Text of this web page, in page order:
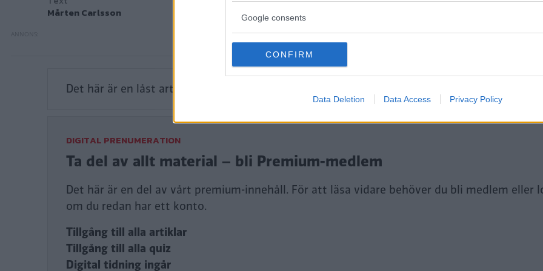
Google consents
CONFIRM
Data Deletion Data Access Privacy Policy
Mårten Carlsson
Det här är en låst artikel.
DIGITAL PRENUMERATION
Ta del av allt material – bli Premium-medlem
Det här är en del av vårt premium-innehåll. För att läsa vidare behöver du bli medlem eller
om du redan har ett konto.
Tillgång till alla artiklar
Tillgång till alla quiz
Digital tidning ingår